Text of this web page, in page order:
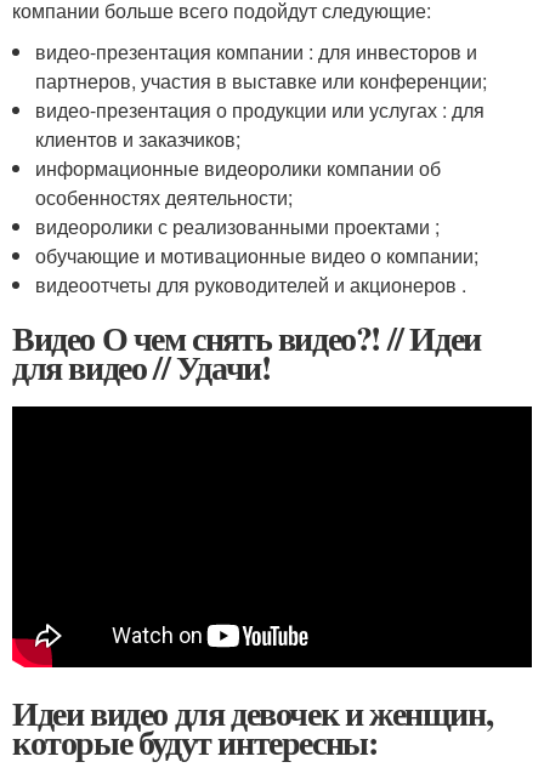
компании больше всего подойдут следующие:
видео-презентация компании : для инвесторов и
партнеров, участия в выставке или конференции;
видео-презентация о продукции или услугах : для
клиентов и заказчиков;
информационные видеоролики компании об
особенностях деятельности;
видеоролики с реализованными проектами ;
обучающие и мотивационные видео о компании;
видеоотчеты для руководителей и акционеров .
Видео О чем снять видео?! // Идеи
для видео // Удачи!
Идеи видео для девочек и женщин,
которые будут интересны: